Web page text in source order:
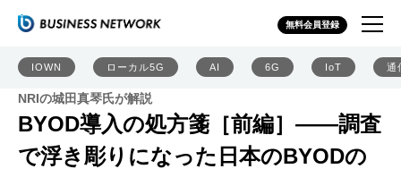
無料会員登録
IOWN ローカル5G AI 6G IoT 通
NRIの城田真琴氏が解説
BYOD導入の処方箋［前編］――調査
で浮き彫りになった日本のBYODの